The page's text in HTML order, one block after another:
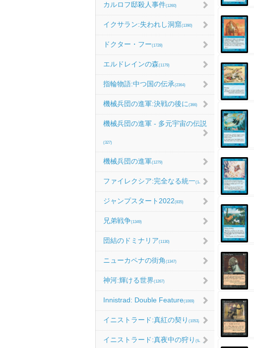
カルロフ邸殺人事件(1260)
イクサラン:失われし洞窟(1390)
ドクター・フー(1728)
エルドレインの森(1179)
指輪物語:中つ国の伝承(2364)
機械兵団の進軍:決戦の後に (366)
機械兵団の進軍 - 多元宇宙の伝説
(327)
機械兵団の進軍(1279)
ファイレクシア:完全なる統一(1067)
ジャンプスタート2022(835)
兄弟戦争(1349)
団結のドミナリア(1130)
ニューカペナの街角 (1347)
神河:輝ける世界(1267)
Innistrad: Double Feature(1069)
イニストラード:真紅の契り (1053)
イニストラード:真夜中の狩り (986)